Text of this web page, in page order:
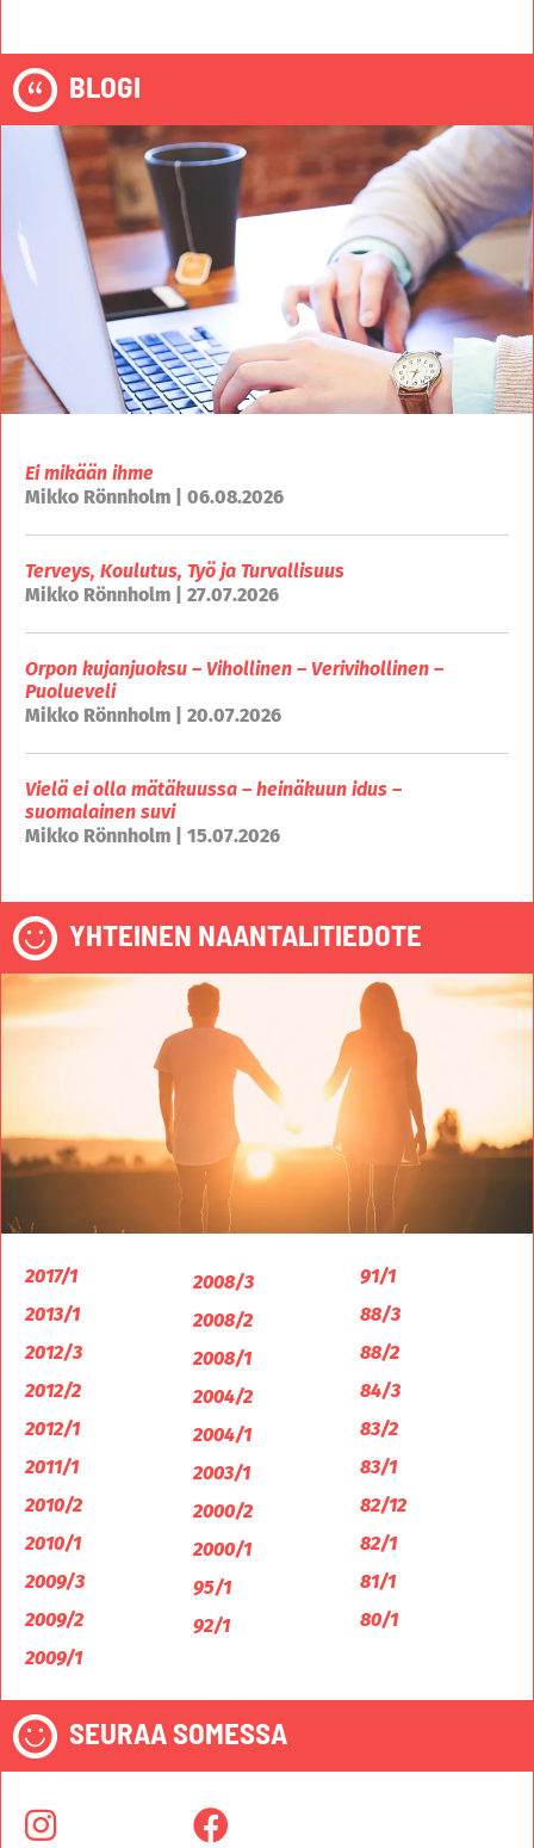
BLOGI
Ei mikään ihme
Mikko Rönnholm | 06.08.2026
Terveys, Koulutus, Työ ja Turvallisuus
Mikko Rönnholm | 27.07.2026
Orpon kujanjuoksu – Vihollinen – Verivihollinen –
Puolueveli
Mikko Rönnholm | 20.07.2026
Vielä ei olla mätäkuussa – heinäkuun idus –
suomalainen suvi
Mikko Rönnholm | 15.07.2026
YHTEINEN NAANTALITIEDOTE
2017/1
2013/1
2012/3
2012/2
2012/1
2011/1
2010/2
2010/1
2009/3
2009/2
2009/1
2008/3
2008/2
2008/1
2004/2
2004/1
2003/1
2000/2
2000/1
95/1
92/1
91/1
88/3
88/2
84/3
83/2
83/1
82/12
82/1
81/1
80/1
SEURAA SOMESSA